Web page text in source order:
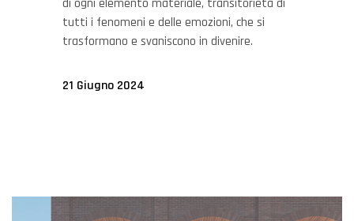
di ogni elemento materiale, transitorietà di
tutti i fenomeni e delle emozioni, che si
trasformano e svaniscono in divenire.
21 Giugno 2024